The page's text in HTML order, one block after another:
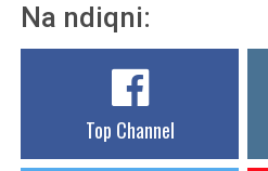
Na ndiqni:
Top Channel